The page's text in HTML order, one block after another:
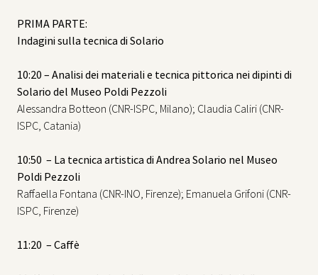
PRIMA PARTE:
Indagini sulla tecnica di Solario
10:20 – Analisi dei materiali e tecnica pittorica nei dipinti di
Solario del Museo Poldi Pezzoli
Alessandra Botteon (CNR-ISPC, Milano); Claudia Caliri (CNR-
ISPC, Catania)
10:50 – La tecnica artistica di Andrea Solario nel Museo
Poldi Pezzoli
Raffaella Fontana (CNR-INO, Firenze); Emanuela Grifoni (CNR-
ISPC, Firenze)
11:20 – Caffè